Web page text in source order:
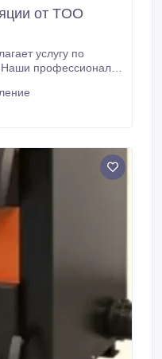
от TOO
услугу по
профессионалы